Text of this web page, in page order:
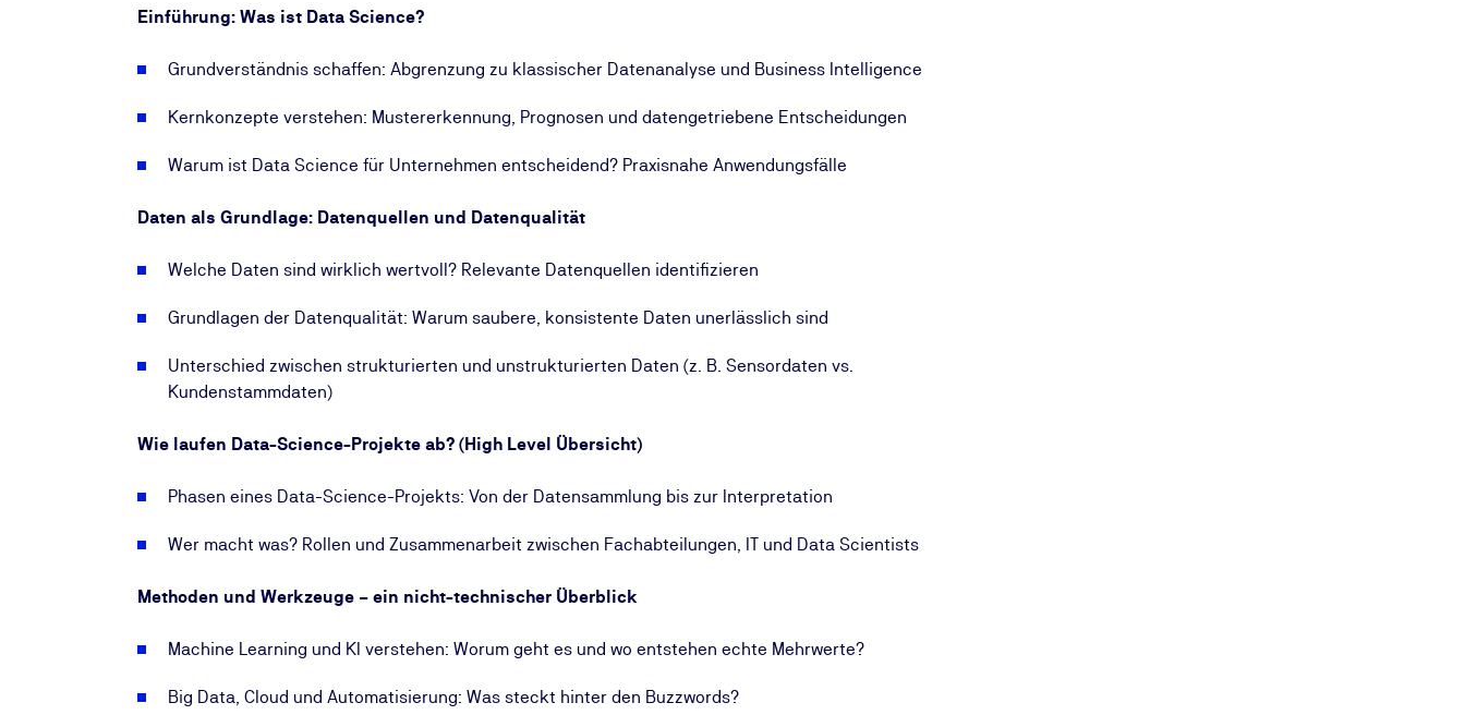
Einführung: Was ist Data Science?
Grundverständnis schaffen: Abgrenzung zu klassischer Datenanalyse und Business Intelligence
Kernkonzepte verstehen: Mustererkennung, Prognosen und datengetriebene Entscheidungen
Warum ist Data Science für Unternehmen entscheidend? Praxisnahe Anwendungsfälle
Daten als Grundlage: Datenquellen und Datenqualität
Welche Daten sind wirklich wertvoll? Relevante Datenquellen identifizieren
Grundlagen der Datenqualität: Warum saubere, konsistente Daten unerlässlich sind
Unterschied zwischen strukturierten und unstrukturierten Daten (z. B. Sensordaten vs.
Kundenstammdaten)
Wie laufen Data-Science-Projekte ab? (High Level Übersicht)
Phasen eines Data-Science-Projekts: Von der Datensammlung bis zur Interpretation
Wer macht was? Rollen und Zusammenarbeit zwischen Fachabteilungen, IT und Data Scientists
Methoden und Werkzeuge – ein nicht-technischer Überblick
Machine Learning und KI verstehen: Worum geht es und wo entstehen echte Mehrwerte?
Big Data, Cloud und Automatisierung: Was steckt hinter den Buzzwords?